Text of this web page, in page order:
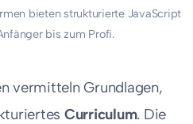
bieten strukturierte JavaScript
bis zum Profi.
vermitteln Grundlagen,
Curriculum. Die